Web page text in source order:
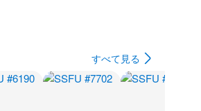
すべて見る